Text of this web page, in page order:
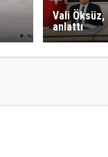
Vali Öksüz,
anlattı